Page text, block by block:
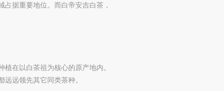
据重要地位。而白帝安吉白茶，
在以白茶祖为核心的原产地内。
远领先其它同类茶种。